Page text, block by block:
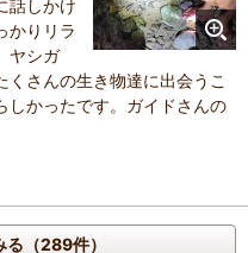
話しかけ
かりリラ
ヤシガ
さんの生き物達に出会うこ
しかったです。ガイドさんの
（289件）